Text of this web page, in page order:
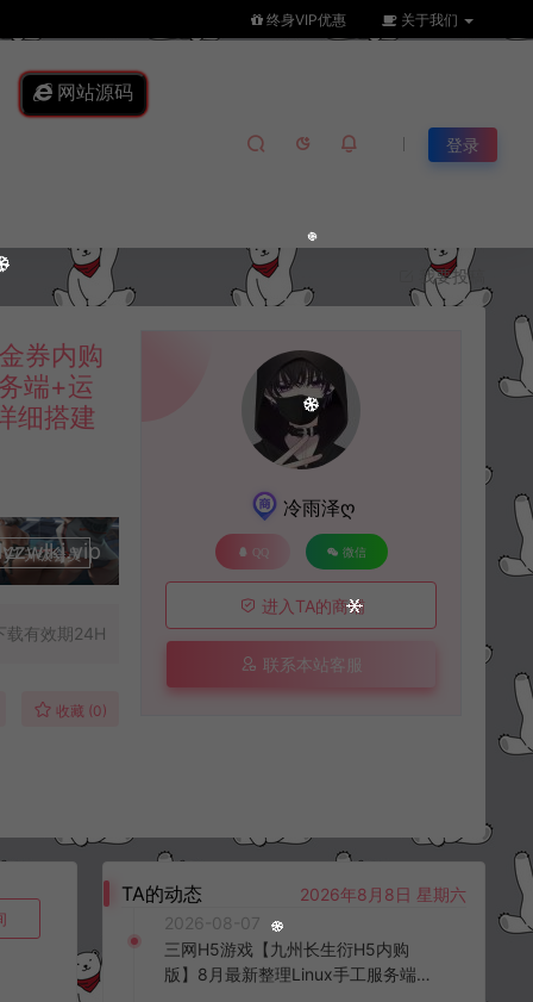
终身VIP优惠 关于我们
网站源码
登录
我要投稿
券内购
端+运
细搭建
升级会员
载有效期24H
收藏 (0)
冷雨泽ღ
QQ 微信
进入TA的商铺
联系本站客服
TA的动态
2026年8月8日 星期六
2026-08-07
三网H5游戏【九州长生衍H5内购
版】8月最新整理Linux手工服务端